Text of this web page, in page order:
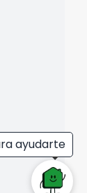
ayudarte